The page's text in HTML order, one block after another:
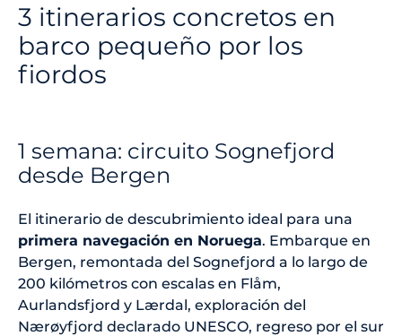
3 itinerarios concretos en
barco pequeño por los
fiordos
1 semana: circuito Sognefjord
desde Bergen
El itinerario de descubrimiento ideal para una
primera navegación en Noruega. Embarque en
Bergen, remontada del Sognefjord a lo largo de
200 kilómetros con escalas en Flåm,
Aurlandsfjord y Lærdal, exploración del
Nærøyfjord declarado UNESCO, regreso por el sur